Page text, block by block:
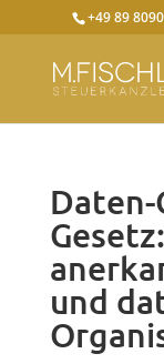
+49 89
Daten-
und